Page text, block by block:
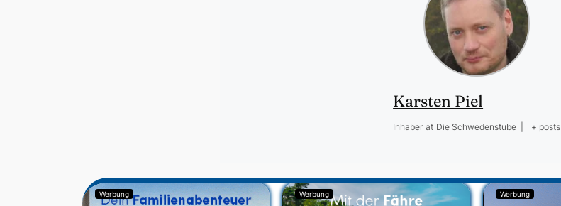
Karsten Piel
Inhaber at Die Schwedenstube + posts
Werbung Werbung Werbung